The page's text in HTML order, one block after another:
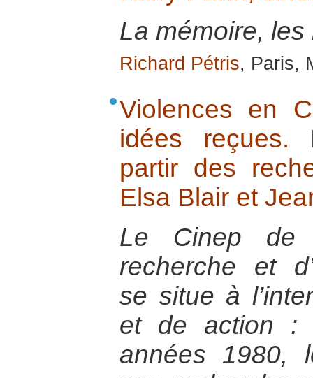
La mémoire,
Richard Pétris, Paris,
Violences en
idées reçues.
partir des
Elsa Blair et
Le Cinep de
recherche et
se situe à
et de action :
années 1980,